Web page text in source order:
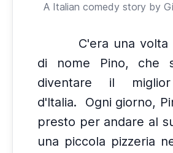
A Italian comedy story by
C'era una volta
di nome Pino, che
diventare il
d'Italia.
Ogni giorno,
presto per andare al
una piccola pizzeria